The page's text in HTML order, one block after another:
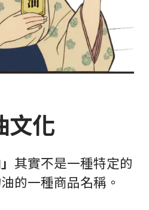
文化
其實不是一種特定的
的一種商品名稱。